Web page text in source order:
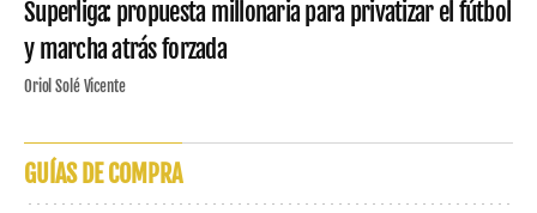
Superliga: propuesta millonaria para privatizar el fútbol
y marcha atrás forzada
Oriol Solé Vicente
GUÍAS DE COMPRA